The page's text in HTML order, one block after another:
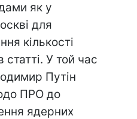
як у
для
кількості
У той час
Путін
ПРО до
ядерних